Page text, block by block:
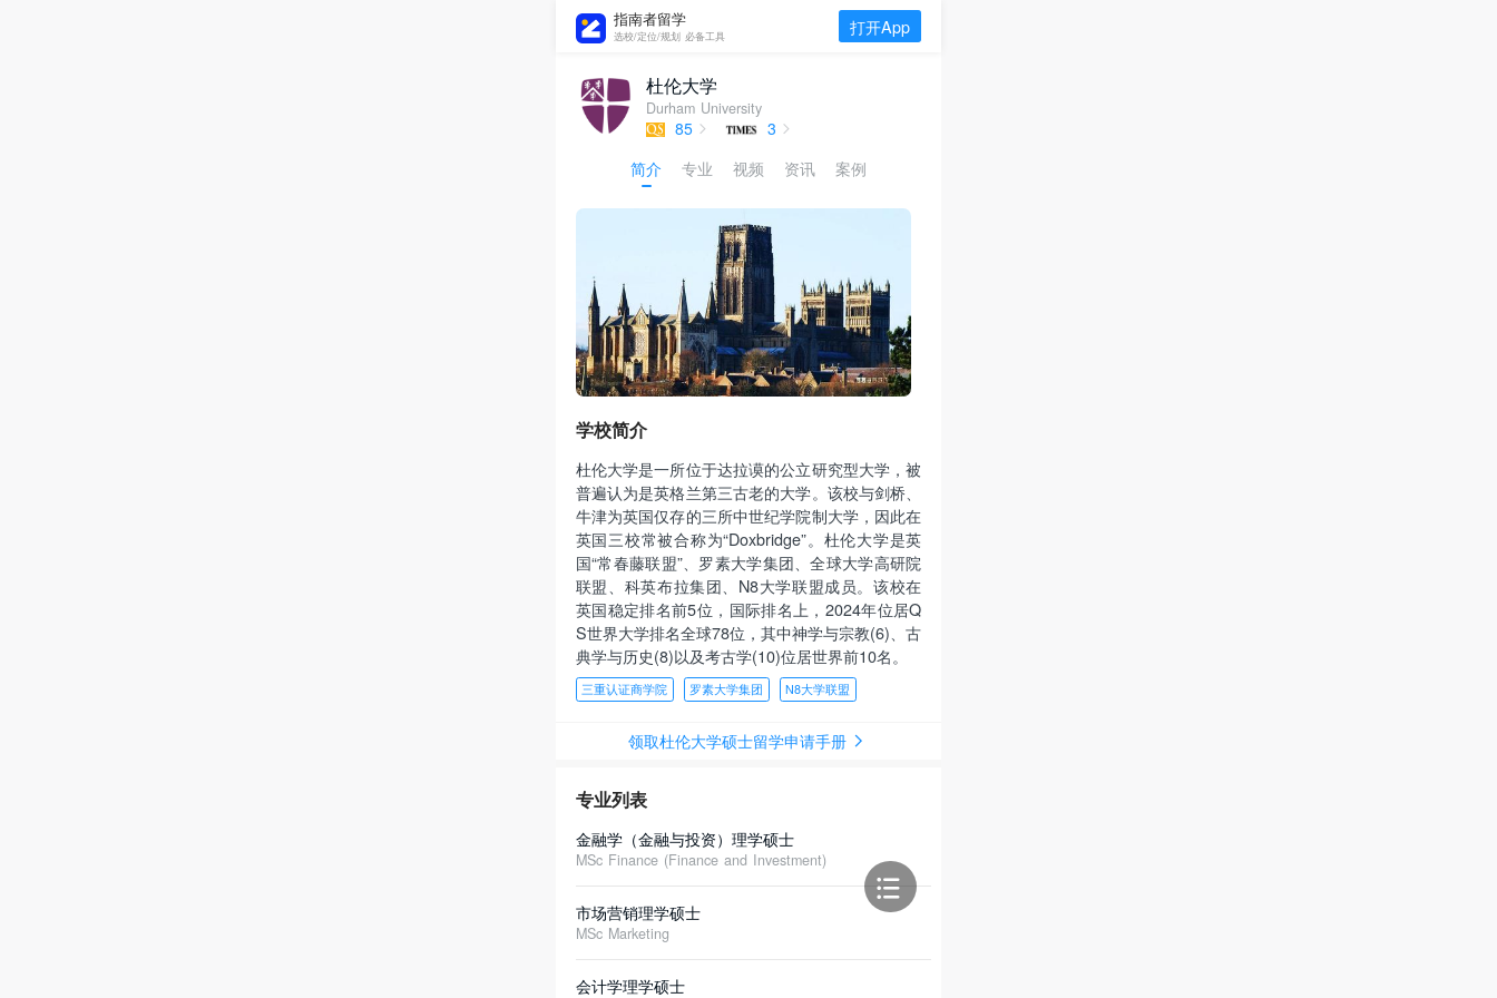
指南者留学
选校/定位/规划 必备工具 打开App
杜伦大学
Durham University
85 3
简介 专业 视频 资讯 案例
学校简介
杜伦大学是一所位于达拉谟的公立研究型大学，被
普遍认为是英格兰第三古老的大学。该校与剑桥、
牛津为英国仅存的三所中世纪学院制大学，因此在
英国三校常被合称为“Doxbridge”。杜伦大学是英
国“常春藤联盟”、罗素大学集团、全球大学高研院
联盟、科英布拉集团、N8大学联盟成员。该校在
英国稳定排名前5位，国际排名上，2024年位居Q
S世界大学排名全球78位，其中神学与宗教(6)、古
典学与历史(8)以及考古学(10)位居世界前10名。
三重认证商学院 罗素大学集团 N8大学联盟
领取杜伦大学硕士留学申请手册
专业列表
金融学（金融与投资）理学硕士
MSc Finance (Finance and Investment)
市场营销理学硕士
MSc Marketing
会计学理学硕士